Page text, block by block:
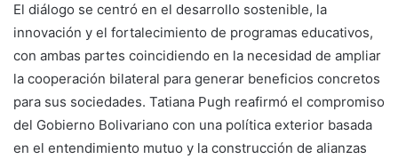
El diálogo se centró en el desarrollo sostenible, la
innovación y el fortalecimiento de programas educativos,
con ambas partes coincidiendo en la necesidad de ampliar
la cooperación bilateral para generar beneficios concretos
para sus sociedades. Tatiana Pugh reafirmó el compromiso
del Gobierno Bolivariano con una política exterior basada
en el entendimiento mutuo y la construcción de alianzas